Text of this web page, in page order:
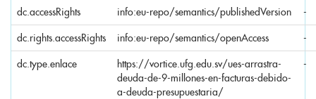
dc.accessRights info:eu-repo/semantics/publishedVersion -
dc.rights.accessRights info:eu-repo/semantics/openAccess -
dc.type.enlace
https://vortice.ufg.edu.sv/ues-arrastra-
deuda-de-9-millones-en-facturas-debido-
a-deuda-presupuestaria/
-